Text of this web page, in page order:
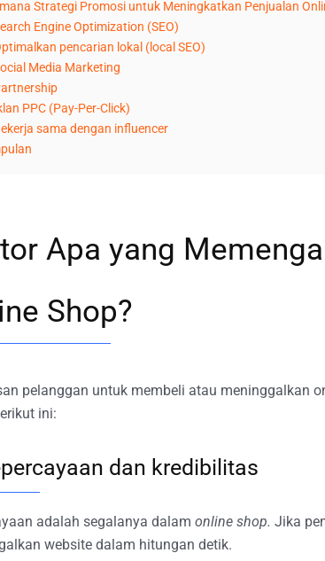
Strategi Promosi untuk Meningkatkan Penjualan
Engine Optimization (SEO)
pencarian lokal (local SEO)
Media Marketing
PPC (Pay-Per-Click)
sama dengan influencer
Apa yang
Shop?
pelanggan untuk membeli atau meninggalkan
ini:
dan kredibilitas
adalah segalanya dalam online shop. Jika
website dalam hitungan detik.